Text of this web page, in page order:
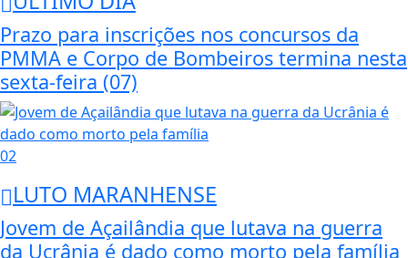
Prazo para inscrições nos concursos da
PMMA e Corpo de Bombeiros termina nesta
sexta-feira (07)
02
LUTO MARANHENSE
Jovem de Açailândia que lutava na guerra
da Ucrânia é dado como morto pela família